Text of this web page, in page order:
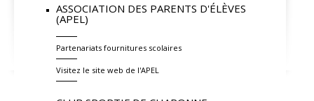
ASSOCIATION DES PARENTS D'ÉLÈVES
(APEL)
Partenariats fournitures scolaires
Visitez le site web de l'APEL